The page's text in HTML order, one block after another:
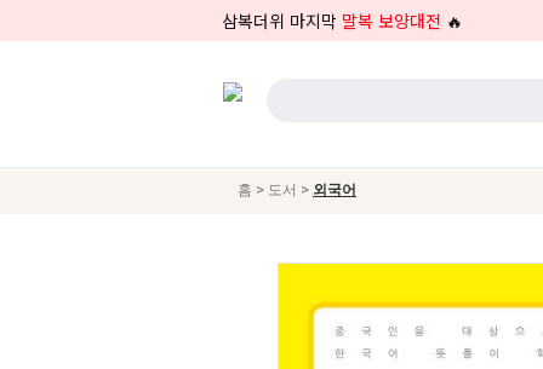
삼복더위 마지막 말복 보양대전 🔥
홈 > 도서 > 외국어